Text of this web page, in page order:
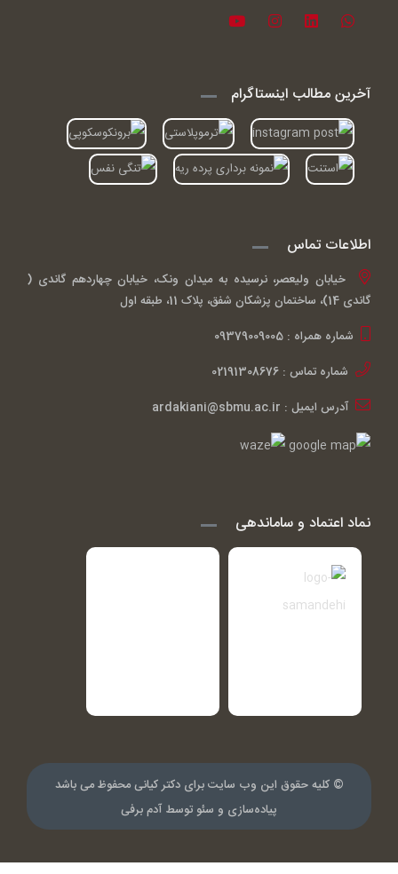
آخرین مطالب اینستاگرام
اطلاعات تماس
خیابان ولیعصر، نرسیده به میدان ونک، خیابان چهاردهم گاندی (
گاندی 14)، ساختمان پزشکان شفق، پلاک 11، طبقه اول
شماره همراه : 09379009005
شماره تماس : 02191308676
آدرس ایمیل : ardakiani@sbmu.ac.ir
نماد اعتماد و ساماندهی
© کلیه حقوق این وب سایت برای دکتر کیانی محفوظ می باشد
پیاده‌سازی و سئو توسط آدم برفی